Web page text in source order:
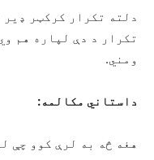
دلته تکرار کرکټر
تکرار د دې لپاره هم
ومني.
داستاني مکالمه:
هغه څه به لرې کوو چې